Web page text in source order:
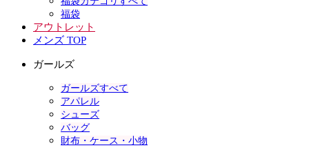
福袋
アウトレット
メンズ TOP
ガールズ
ガールズすべて
アパレル
シューズ
バッグ
財布・ケース・小物